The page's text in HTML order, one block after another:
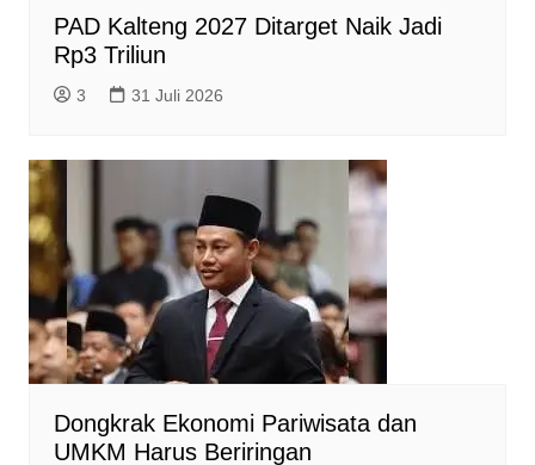
PAD Kalteng 2027 Ditarget Naik Jadi
Rp3 Triliun
3 31 Juli 2026
Dongkrak Ekonomi Pariwisata dan
UMKM Harus Beriringan